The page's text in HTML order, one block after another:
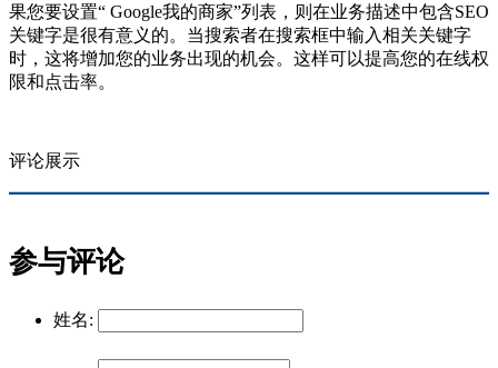
果您要设置“ Google我的商家”列表，则在业务描述中包含SEO
关键字是很有意义的。 当搜索者在搜索框中输入相关关键字
时，这将增加您的业务出现的机会。这样可以提高您的在线权
限和点击率。
评论展示
参与评论
姓名: